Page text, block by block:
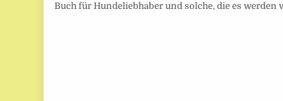
Buch für Hundeliebhaber und solche, die es werden